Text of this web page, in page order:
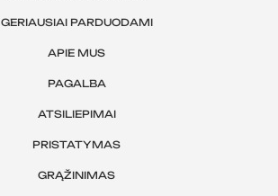
GERIAUSIAI PARDUODAMI
APIE MUS
PAGALBA
ATSILIEPIMAI
PRISTATYMAS
GRĄŽINIMAS